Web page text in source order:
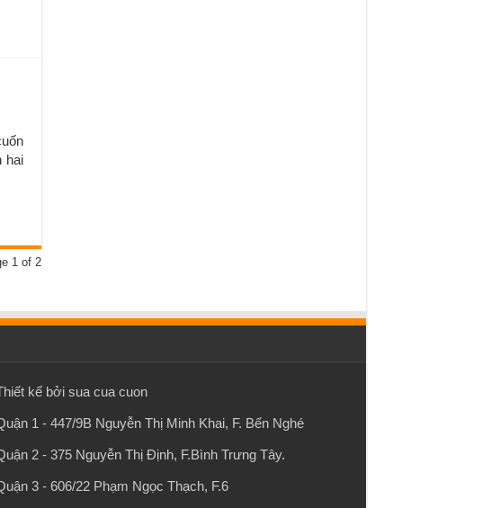
hai
1 of 2
kế bởi sua cua cuon
1 - 447/9B Nguyễn Thị Minh Khai, F. Bến Nghé
2 - 375 Nguyễn Thị Định, F.Bình Trưng Tây.
3 - 606/22 Phạm Ngọc Thạch, F.6